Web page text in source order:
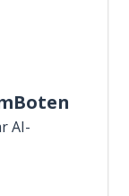
AI-